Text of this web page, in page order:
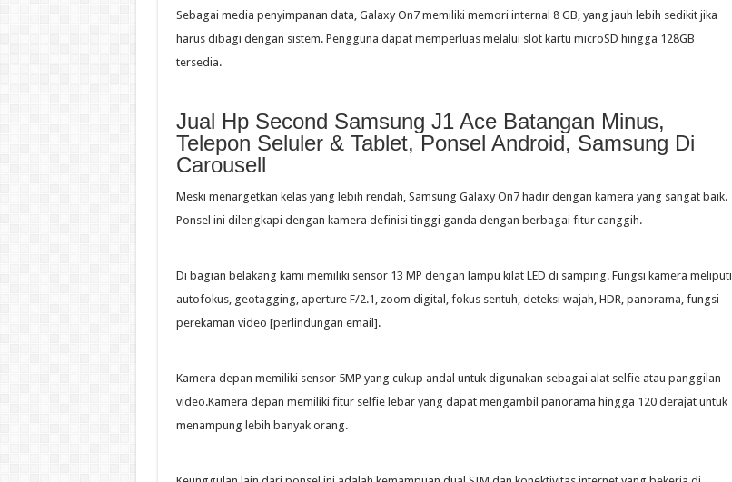
Sebagai media penyimpanan data, Galaxy On7 memiliki memori internal 8 GB, yang jauh lebih sedikit jika
harus dibagi dengan sistem. Pengguna dapat memperluas melalui slot kartu microSD hingga 128GB
tersedia.
Jual Hp Second Samsung J1 Ace Batangan Minus,
Telepon Seluler & Tablet, Ponsel Android, Samsung Di
Carousell
Meski menargetkan kelas yang lebih rendah, Samsung Galaxy On7 hadir dengan kamera yang sangat baik.
Ponsel ini dilengkapi dengan kamera definisi tinggi ganda dengan berbagai fitur canggih.
Di bagian belakang kami memiliki sensor 13 MP dengan lampu kilat LED di samping. Fungsi kamera meliputi
autofokus, geotagging, aperture F/2.1, zoom digital, fokus sentuh, deteksi wajah, HDR, panorama, fungsi
perekaman video [perlindungan email].
Kamera depan memiliki sensor 5MP yang cukup andal untuk digunakan sebagai alat selfie atau panggilan
video.Kamera depan memiliki fitur selfie lebar yang dapat mengambil panorama hingga 120 derajat untuk
menampung lebih banyak orang.